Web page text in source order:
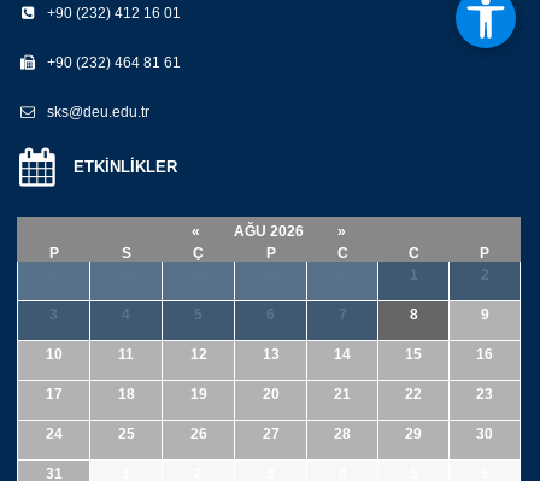
+90 (232) 412 16 01
+90 (232) 464 81 61
sks@deu.edu.tr
ETKİNLİKLER
« AĞU 2026
»
P
S Ç P C C
P
1 2
3 4 5 6 7 8 9
10 11 12 13 14 15 16
17 18 19 20 21 22 23
24 25 26 27 28 29 30
31